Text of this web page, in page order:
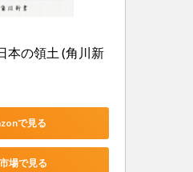
本の領土 (角川新
で見る
場で見る